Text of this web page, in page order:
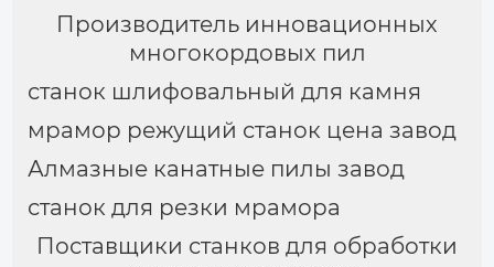
Производитель инновационных
многокордовых пил
станок шлифовальный для камня
мрамор режущий станок цена завод
Алмазные канатные пилы завод
станок для резки мрамора
Поставщики станков для обработки